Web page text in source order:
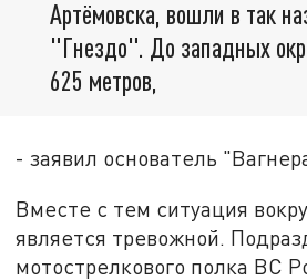
Артёмовска, вошли в так
"Гнездо". До западных
625 метров,
- заявил основатель
Вместе с тем ситуация
является тревожной.
мотострелкового полка ВС